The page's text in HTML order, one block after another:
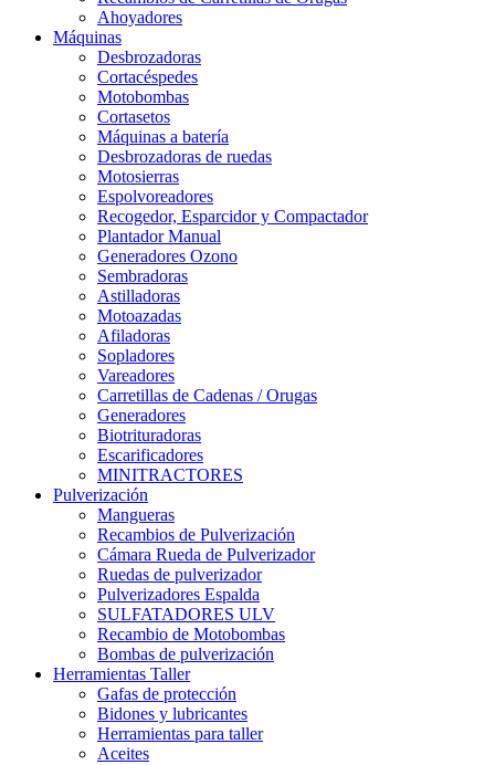
Ahoyadores
Máquinas
Desbrozadoras
Cortacéspedes
Motobombas
Cortasetos
Máquinas a batería
Desbrozadoras de ruedas
Motosierras
Espolvoreadores
Recogedor, Esparcidor y Compactador
Plantador Manual
Generadores Ozono
Sembradoras
Astilladoras
Motoazadas
Afiladoras
Sopladores
Vareadores
Carretillas de Cadenas / Orugas
Generadores
Biotrituradoras
Escarificadores
MINITRACTORES
Pulverización
Mangueras
Recambios de Pulverización
Cámara Rueda de Pulverizador
Ruedas de pulverizador
Pulverizadores Espalda
SULFATADORES ULV
Recambio de Motobombas
Bombas de pulverización
Herramientas Taller
Gafas de protección
Bidones y lubricantes
Herramientas para taller
Aceites